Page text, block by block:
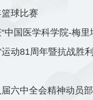
球比赛
中国医学科学院-梅里
运动81周年暨抗战胜
六中全会精神动员